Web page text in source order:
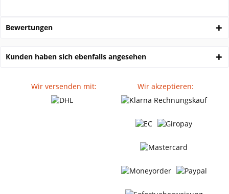
Bewertungen
Kunden haben sich ebenfalls angesehen
Wir versenden mit: Wir akzeptieren: